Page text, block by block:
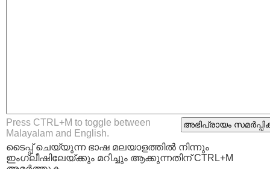
Press CTRL+M to toggle between
Malayalam and English.
ടൈപ്പ്‌ ചെയ്യുന്ന ഭാഷ മലയാളത്തില്‍ നിന്നും
ഇംഗ്ലീഷിലേയ്ക്കും മറിച്ചും ആക്കുന്നതിന് CTRL+M